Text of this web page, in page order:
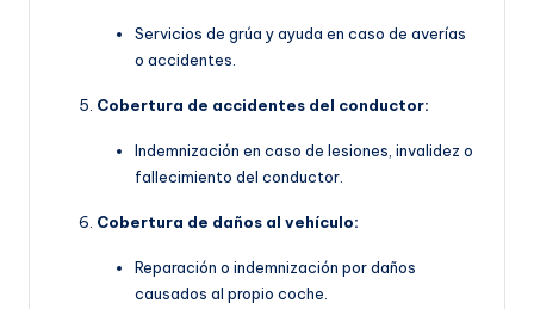
Servicios de grúa y ayuda en caso de averías
o accidentes.
Cobertura de accidentes del conductor:
Indemnización en caso de lesiones, invalidez o
fallecimiento del conductor.
Cobertura de daños al vehículo:
Reparación o indemnización por daños
causados al propio coche.